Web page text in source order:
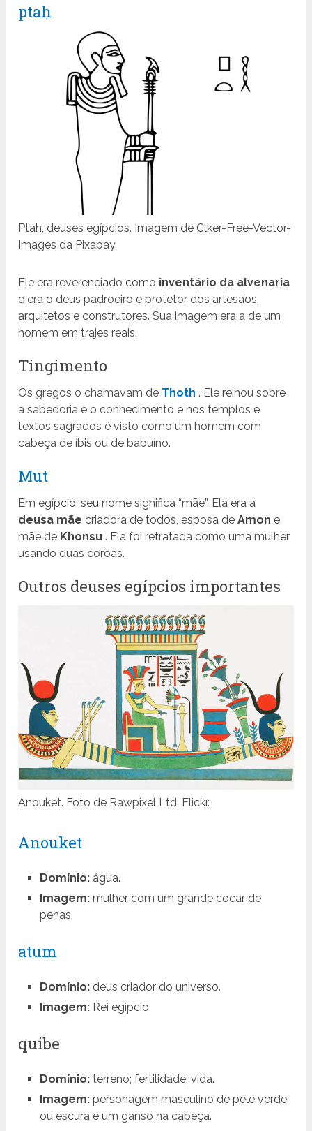
ptah
Ptah, deuses egípcios. Imagem de Clker-Free-Vector-
Images da Pixabay.
Ele era reverenciado como inventário da alvenaria
e era o deus padroeiro e protetor dos artesãos,
arquitetos e construtores. Sua imagem era a de um
homem em trajes reais.
Tingimento
Os gregos o chamavam de Thoth . Ele reinou sobre
a sabedoria e o conhecimento e nos templos e
textos sagrados é visto como um homem com
cabeça de íbis ou de babuíno.
Mut
Em egípcio, seu nome significa “mãe”. Ela era a
deusa mãe criadora de todos, esposa deAmon e
mãe de Khonsu . Ela foi retratada como uma mulher
usando duas coroas.
Outros deuses egípcios importantes
Anouket. Foto de Rawpixel Ltd. Flickr.
Anouket
Domínio:água.
Imagem:mulher com um grande cocar de
penas.
atum
Domínio:deus criador do universo.
Imagem:Rei egípcio.
quibe
Domínio:terreno; fertilidade; vida.
Imagem:personagem masculino de pele verde
ou escura e um ganso na cabeça.